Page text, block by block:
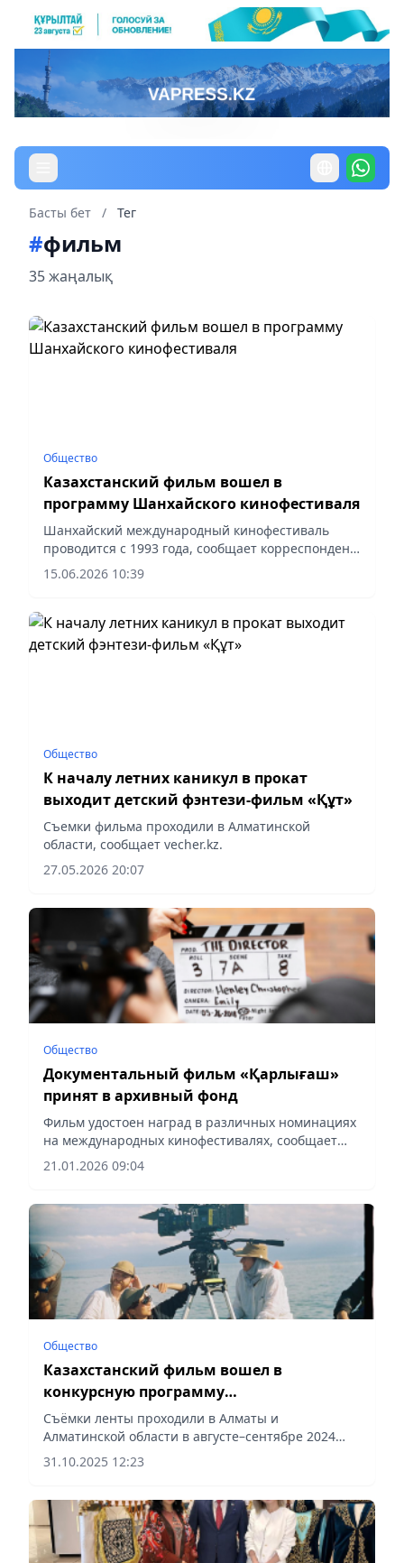
Басты бет / Тег
#фильм
35 жаңалық
Общество
Казахстанский фильм вошел в
программу Шанхайского кинофестиваля
Шанхайский международный кинофестиваль
проводится с 1993 года, сообщает корреспондент
vapress.kz.
15.06.2026 10:39
Общество
К началу летних каникул в прокат
выходит детский фэнтези-фильм «Құт»
Съемки фильма проходили в Алматинской
области, сообщает vecher.kz.
27.05.2026 20:07
Общество
Документальный фильм «Қарлығаш»
принят в архивный фонд
Фильм удостоен наград в различных номинациях
на международных кинофестивалях, сообщает
Vecher.kz.
21.01.2026 09:04
Общество
Казахстанский фильм вошел в
конкурсную программу
международного кинофестиваля в
Таллине
Съёмки ленты проходили в Алматы и
Алматинской области в августе–сентябре 2024
года, сообщает Vecher.kz.
31.10.2025 12:23